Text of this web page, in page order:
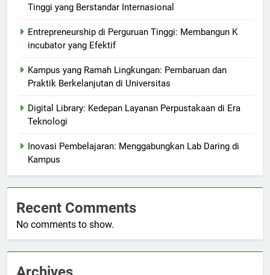
Tinggi yang Berstandar Internasional
Entrepreneurship di Perguruan Tinggi: Membangun K
incubator yang Efektif
Kampus yang Ramah Lingkungan: Pembaruan dan
Praktik Berkelanjutan di Universitas
Digital Library: Kedepan Layanan Perpustakaan di Era
Teknologi
Inovasi Pembelajaran: Menggabungkan Lab Daring di
Kampus
Recent Comments
No comments to show.